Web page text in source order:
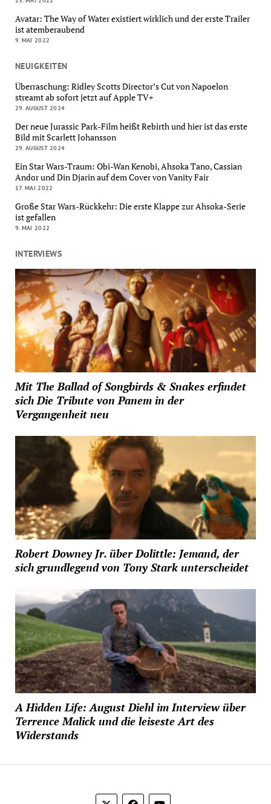
Avatar: The Way of Water existiert wirklich und der erste Trailer
ist atemberaubend
9. MAI 2022
NEUIGKEITEN
Überraschung: Ridley Scotts Director’s Cut von Napoelon
streamt ab sofort jetzt auf Apple TV+
29. AUGUST 2024
Der neue Jurassic Park-Film heißt Rebirth und hier ist das erste
Bild mit Scarlett Johansson
29. AUGUST 2024
Ein Star Wars-Traum: Obi-Wan Kenobi, Ahsoka Tano, Cassian
Andor und Din Djarin auf dem Cover von Vanity Fair
17. MAI 2022
Große Star Wars-Rückkehr: Die erste Klappe zur Ahsoka-Serie
ist gefallen
9. MAI 2022
INTERVIEWS
Mit The Ballad of Songbirds & Snakes erfindet
sich Die Tribute von Panem in der
Vergangenheit neu
Robert Downey Jr. über Dolittle: Jemand, der
sich grundlegend von Tony Stark unterscheidet
A Hidden Life: August Diehl im Interview über
Terrence Malick und die leiseste Art des
Widerstands